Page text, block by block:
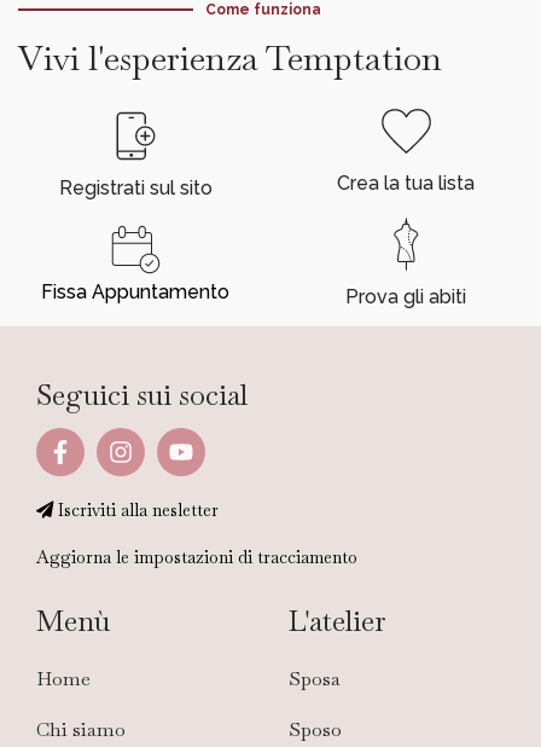
Come funziona
Vivi l'esperienza Temptation
Registrati sul sito
Fissa Appuntamento
Crea la tua lista
Prova gli abiti
Seguici sui social
Iscriviti alla nesletter
Aggiorna le impostazioni di tracciamento
Menù
Home
Chi siamo
L'atelier
Sposa
Sposo